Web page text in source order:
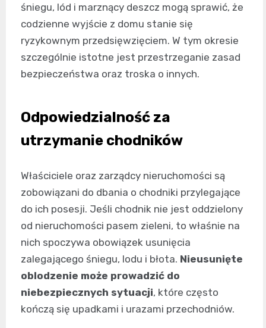
śniegu, lód i marznący deszcz mogą sprawić, że
codzienne wyjście z domu stanie się
ryzykownym przedsięwzięciem. W tym okresie
szczególnie istotne jest przestrzeganie zasad
bezpieczeństwa oraz troska o innych.
Odpowiedzialność za
utrzymanie chodników
Właściciele oraz zarządcy nieruchomości są
zobowiązani do dbania o chodniki przylegające
do ich posesji. Jeśli chodnik nie jest oddzielony
od nieruchomości pasem zieleni, to właśnie na
nich spoczywa obowiązek usunięcia
zalegającego śniegu, lodu i błota. Nieusunięte
oblodzenie może prowadzić do
niebezpiecznych sytuacji, które często
kończą się upadkami i urazami przechodniów.